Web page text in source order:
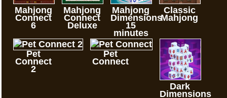
Mahjong
Connect
6
Mahjong
Connect
Deluxe
Mahjong
Dimensions
15
minutes
Classic
Mahjong
Pet
Connect
2
Pet
Connect
Dark
Dimensions